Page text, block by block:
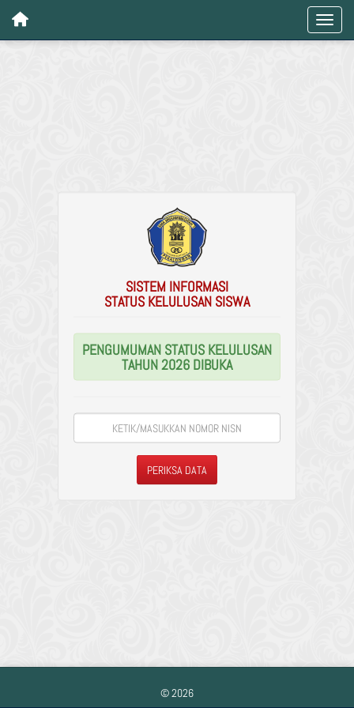
SISTEM INFORMASI
STATUS KELULUSAN SISWA
PENGUMUMAN STATUS KELULUSAN
TAHUN 2026 DIBUKA
© 2026
© 2026